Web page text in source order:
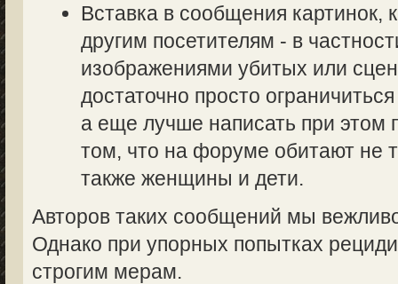
Вставка в сообщения картинок,
другим посетителям - в
изображениями убитых или
достаточно просто
а еще лучше написать при этом
том, что на форуме обитают не
также женщины и дети.
Авторов таких сообщений мы
Однако при упорных попытках
строгим мерам.